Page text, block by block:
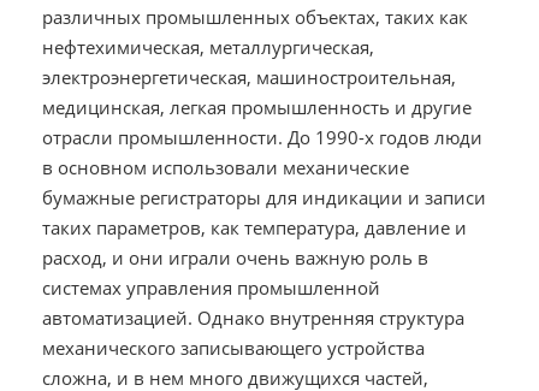
различных промышленных объектах, таких как
нефтехимическая, металлургическая,
электроэнергетическая, машиностроительная,
медицинская, легкая промышленность и другие
отрасли промышленности. До 1990-х годов люди
в основном использовали механические
бумажные регистраторы для индикации и записи
таких параметров, как температура, давление и
расход, и они играли очень важную роль в
системах управления промышленной
автоматизацией. Однако внутренняя структура
механического записывающего устройства
сложна, и в нем много движущихся частей,